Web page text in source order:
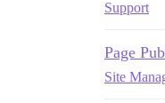
Support
Page
Site